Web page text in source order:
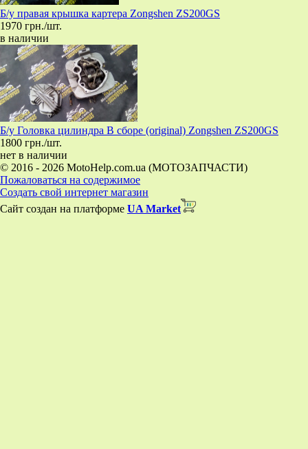
Б/у правая крышка картера Zongshen ZS200GS
1970 грн./шт.
в наличии
Б/у Головка цилиндра В сборе (original) Zongshen ZS200GS
1800 грн./шт.
нет в наличии
© 2016 - 2026 MotoHelp.com.ua (МОТОЗАПЧАСТИ)
Пожаловаться на содержимое
Создать свой интернет магазин
Сайт создан на платформе UA Market